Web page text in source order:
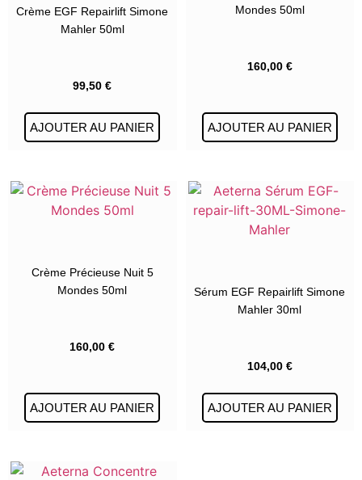
Crème EGF Repairlift Simone
Mahler 50ml
99,50€
AJOUTER AU PANIER
Mondes 50ml
160,00 €
AJOUTER AU PANIER
Crème Précieuse Nuit 5
Mondes 50ml
160,00€
AJOUTER AU PANIER
Sérum EGF Repairlift Simone
Mahler 30ml
104,00 €
AJOUTER AU PANIER